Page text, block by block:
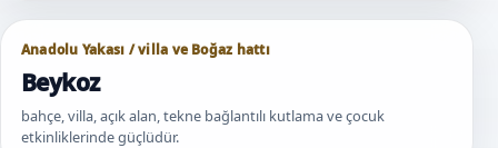
Anadolu Yakası / villa ve Boğaz hattı
Beykoz
bahçe, villa, açık alan, tekne bağlantılı kutlama ve çocuk
etkinliklerinde güçlüdür.